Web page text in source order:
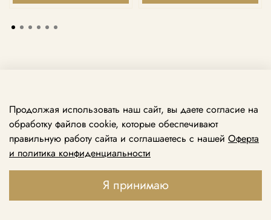
Принимаем звонки ежедневно с 10:00 до 21:00
+7 969 138 74 79
+7 495 888 49 79
Продолжая использовать наш сайт, вы даете согласие на
обработку файлов cookie, которые обеспечивают
правильную работу сайта и соглашаетесь с нашей Оферта
и политика конфиденциальности
Я принимаю